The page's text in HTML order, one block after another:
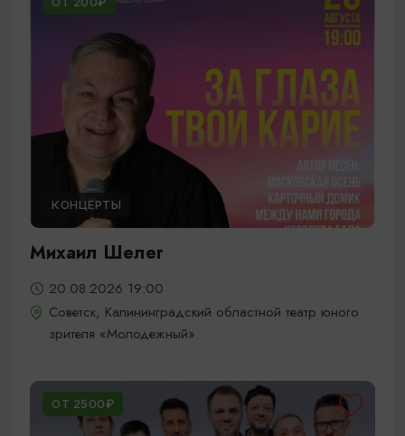
КОНЦЕРТЫ
Михаил Шелег
20.08.2026 19:00
Советск, Калининградский областной театр юного
зрителя «Молодежный»
ОТ 2500₽